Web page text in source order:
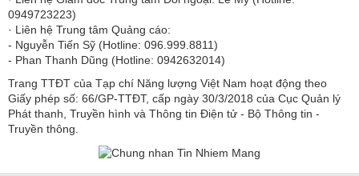
0949723223)
· Liên hệ Trung tâm Quảng cáo:
- Nguyễn Tiến Sỹ (Hotline: 096.999.8811)
- Phan Thanh Dũng (Hotline: 0942632014)
Trang TTĐT của Tạp chí Năng lượng Việt Nam hoạt động theo
Giấy phép số: 66/GP-TTĐT, cấp ngày 30/3/2018 của Cục Quản lý
Phát thanh, Truyền hình và Thông tin Điện tử - Bộ Thông tin -
Truyền thông.